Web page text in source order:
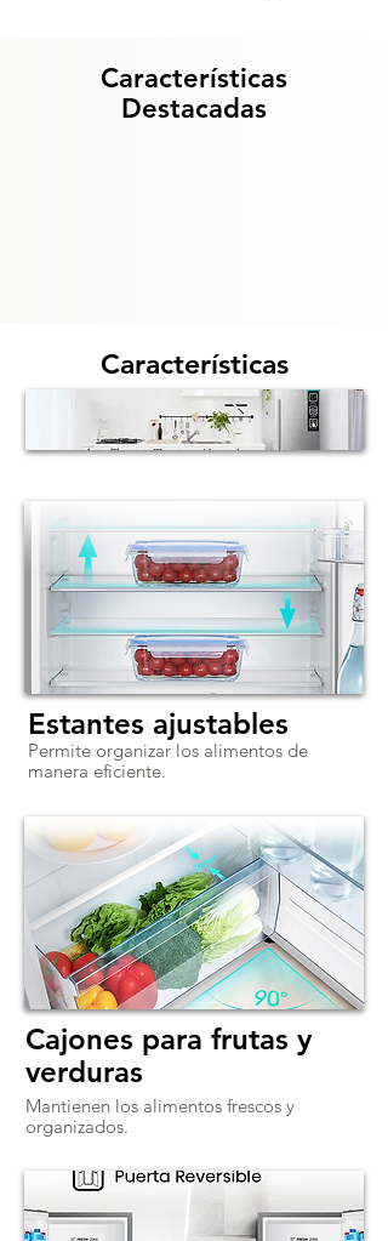
Características
Destacadas
Características
Estantes ajustables
Permite organizar los alimentos de
manera eficiente.
Cajones para frutas y
verduras
Mantienen los alimentos frescos y
organizados.